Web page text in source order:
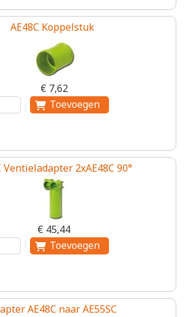
AE48C Koppelstuk
€ 7,62
Ventieladapter 2xAE48C 90°
€ 45,44
AE48C naar AE55SC